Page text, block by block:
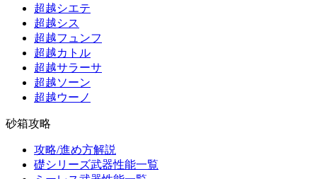
超越シエテ
超越シス
超越フュンフ
超越カトル
超越サラーサ
超越ソーン
超越ウーノ
砂箱攻略
攻略/進め方解説
礎シリーズ武器性能一覧